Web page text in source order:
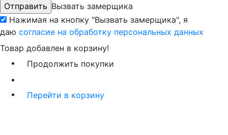
Вызвать замерщика
Нажимая на кнопку "Вызвать замерщика", я
даю согласие на обработку персональных данных
Товар добавлен в корзину!
Продолжить покупки
Перейти в корзину